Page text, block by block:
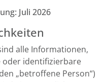
Juli 2026
alle Informationen,
oder identifizierbare
„betroffene Person“)